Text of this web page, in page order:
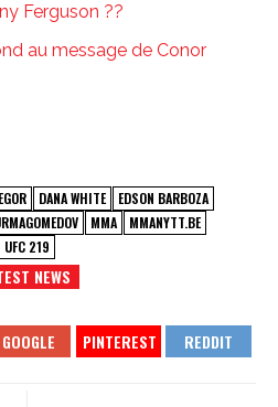
Ferguson ??
au message de Conor
DANA WHITE
EDSON BARBOZA
MMA
MMANYTT.BE
UFC 219
NEWS